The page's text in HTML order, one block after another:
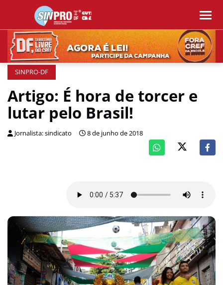
SINPRO-DF
Artigo: É hora de torcer e
lutar pelo Brasil!
Jornalista: sindicato 8 de junho de 2018